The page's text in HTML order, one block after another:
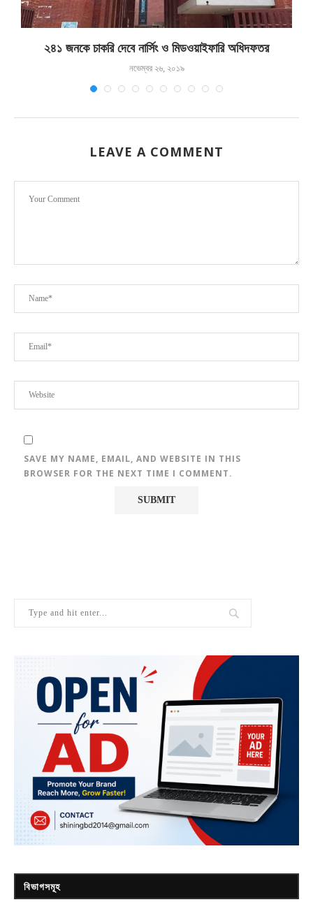
২৪১ জনকে চাকরি দেবে নার্সিং ও মিডওয়াইফারি অধিদফতর
নভেম্বর ২৬, ২০১৯
LEAVE A COMMENT
SAVE MY NAME, EMAIL, AND WEBSITE IN THIS
BROWSER FOR THE NEXT TIME I COMMENT.
বিভাগসমূহ